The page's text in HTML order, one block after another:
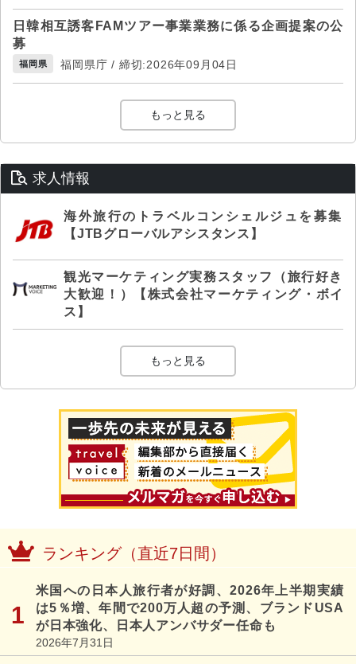
日韓相互誘客FAMツアー事業業務に係る企画提案の公
募
福岡県 福岡県庁 / 締切:2026年09月04日
もっと見る
求人情報
海外旅行のトラベルコンシェルジュを募集
【JTBグローバルアシスタンス】
観光マーケティング実務スタッフ（旅行好き
大歓迎！）【株式会社マーケティング・ボイ
ス】
もっと見る
ランキング（直近7日間）
米国への日本人旅行者が好調、2026年上半期実績
は5％増、年間で200万人超の予測、ブランドUSA
が日本強化、日本人アンバサダー任命も
2026年7月31日